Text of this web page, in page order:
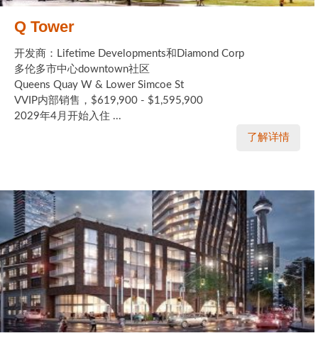
Q Tower
开发商：Lifetime Developments和Diamond Corp
多伦多市中心downtown社区
Queens Quay W & Lower Simcoe St
VVIP内部销售，$619,900 - $1,595,900
2029年4月开始入住 ...
了解详情